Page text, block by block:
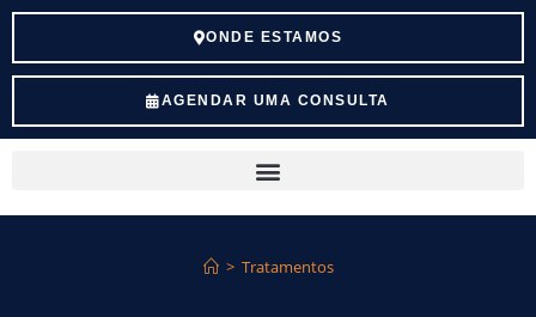
ONDE ESTAMOS
AGENDAR UMA CONSULTA
> Tratamentos